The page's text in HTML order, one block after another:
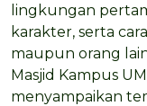
lingkungan
karakter, serta
maupun orang
Masjid Kampus
menyampaikan